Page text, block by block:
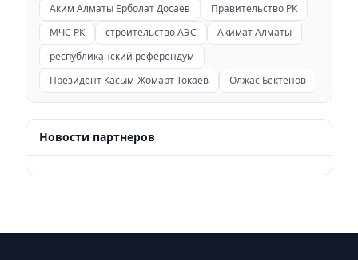
Аким Алматы Ерболат Досаев
Правительство РК
МЧС РК
строительство АЭС
Акимат Алматы
республиканский референдум
Президент Касым-Жомарт Токаев
Олжас Бектенов
Новости партнеров